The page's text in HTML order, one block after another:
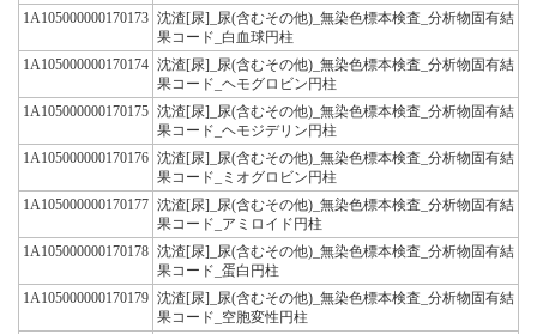
1A105000000170173 沈渣[尿]_尿(含むその他)_無染色標本検査_分析物固有結
果コード_白血球円柱
1A105000000170174 沈渣[尿]_尿(含むその他)_無染色標本検査_分析物固有結
果コード_ヘモグロビン円柱
1A105000000170175 沈渣[尿]_尿(含むその他)_無染色標本検査_分析物固有結
果コード_ヘモジデリン円柱
1A105000000170176 沈渣[尿]_尿(含むその他)_無染色標本検査_分析物固有結
果コード_ミオグロビン円柱
1A105000000170177 沈渣[尿]_尿(含むその他)_無染色標本検査_分析物固有結
果コード_アミロイド円柱
1A105000000170178 沈渣[尿]_尿(含むその他)_無染色標本検査_分析物固有結
果コード_蛋白円柱
1A105000000170179 沈渣[尿]_尿(含むその他)_無染色標本検査_分析物固有結
果コード_空胞変性円柱